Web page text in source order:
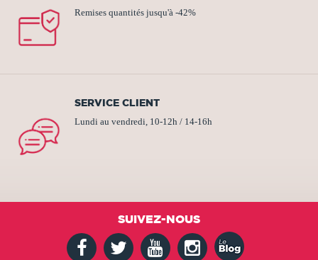
Remises quantités jusqu'à -42%
SERVICE CLIENT
Lundi au vendredi, 10-12h / 14-16h
SUIVEZ-NOUS